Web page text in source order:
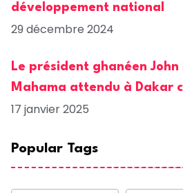
développement national
29 décembre 2024
Le président ghanéen John
Mahama attendu à Dakar
17 janvier 2025
Popular Tags